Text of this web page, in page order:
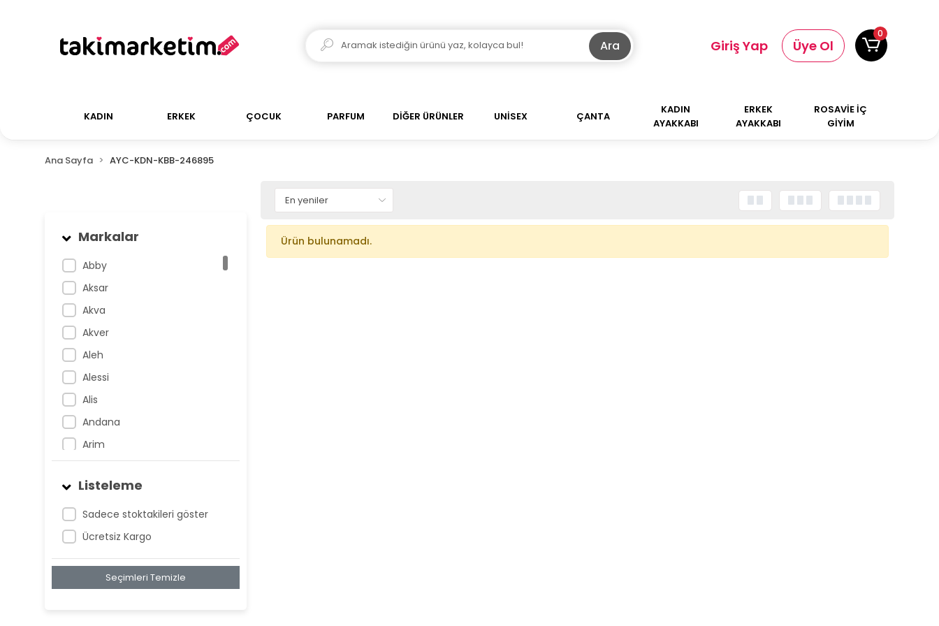
Ara Giriş Yap Üye Ol
0
KADIN ERKEK ÇOCUK PARFUM DİĞER ÜRÜNLER UNİSEX ÇANTA
KADIN
AYAKKABI
ERKEK
AYAKKABI
ROSAVİE İÇ
GİYİM
Ana Sayfa AYC-KDN-KBB-246895
Markalar
Abby
Aksar
Akva
Akver
Aleh
Alessi
Alis
Andana
Arim
Atnis
Belan
Belay
Birta
Listeleme
Sadece stoktakileri göster
Ücretsiz Kargo
Seçimleri Temizle
Ürün bulunamadı.